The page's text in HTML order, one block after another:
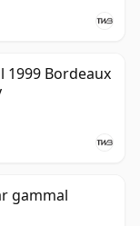
1999 Bordeaux
gammal